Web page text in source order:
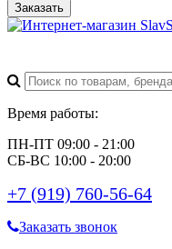
Заказать
Время работы:
ПН-ПТ 09:00 - 21:00
СБ-ВС 10:00 - 20:00
+7 (919) 760-56-64
Заказать звонок